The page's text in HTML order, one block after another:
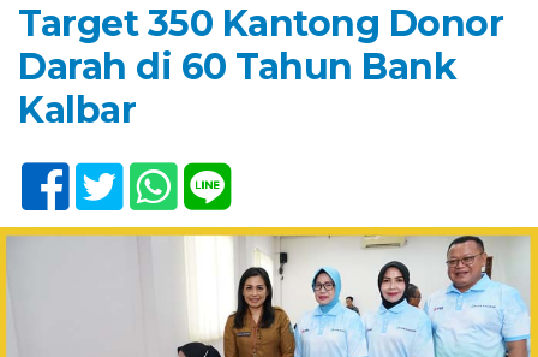
Target 350 Kantong Donor
Darah di 60 Tahun Bank
Kalbar